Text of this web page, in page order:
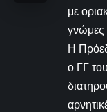
με
γνώμες
Η
ο ΓΓ